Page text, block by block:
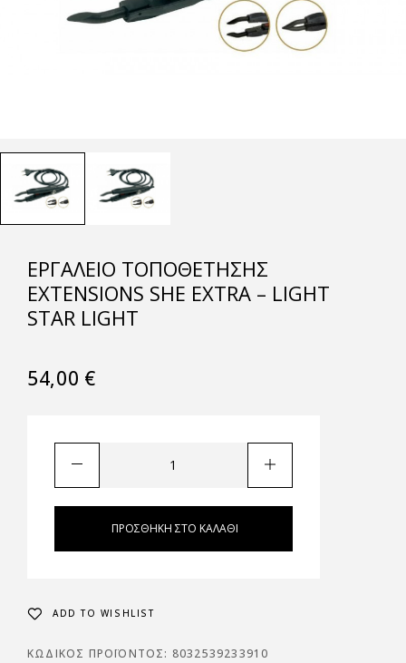
ΕΡΓΑΛΕΙΟ ΤΟΠΟΘΈΤΗΣΗΣ
EXTENSIONS SHE EXTRA – LIGHT
STAR LIGHT
54,00 €
ΠΡΟΣΘΉΚΗ ΣΤΟ ΚΑΛΆΘΙ
ADD TO WISHLIST
ΚΩΔΙΚΌΣ ΠΡΟΪΌΝΤΟΣ: 8032539233910